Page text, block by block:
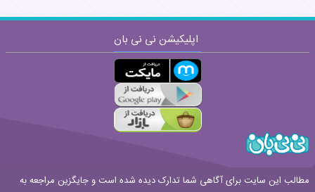
اپلیکیشن نی نی بان
مطالب این سایت برای آگاهی شما تدارک دیده شده است و جایگزین مراجعه به